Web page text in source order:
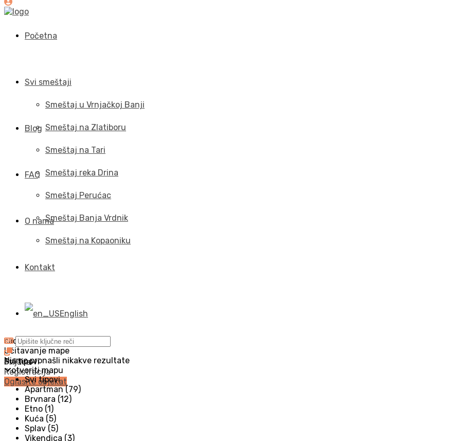
Početna
Svi smeštaji
Smeštaj u Vrnjačkoj Banji
Smeštaj na Zlatiboru
Smeštaj na Tari
Smeštaj reka Drina
Smeštaj Perućac
Smeštaj Banja Vrdnik
Smeštaj na Kopaoniku
Blog
FAQ
O nama
Kontakt
English
Prijava
Registracija
Oglasite objekat
click to enable zoom
Učitavanje mape
Nismo pronašli nikakve rezultate
otvoriti mapu
Svi tipovi
Svi tipovi
Apartman (79)
Brvnara (12)
Etno (1)
Kuća (5)
Splav (5)
Vikendica (3)